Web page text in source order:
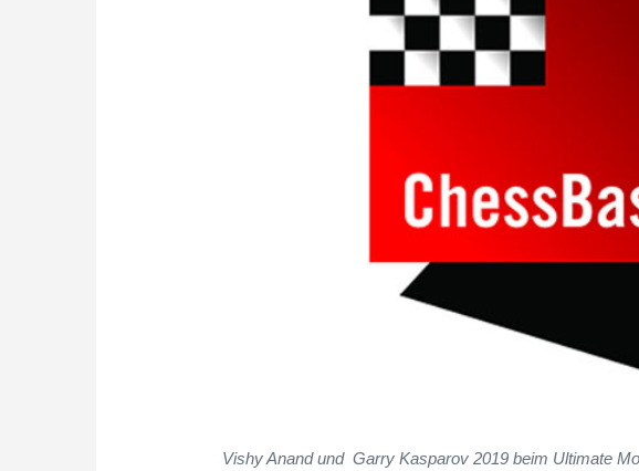
Vishy Anand und Garry Kasparov 2019 beim Ultimate